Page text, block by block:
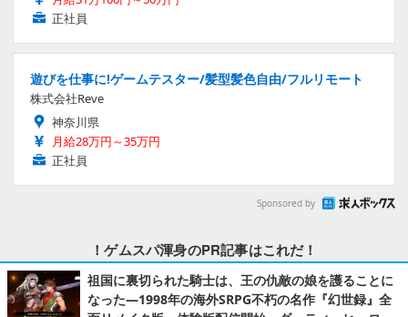
正社員
遊びを仕事に!ゲームテスター/髪型髪色自由/フルリモート
株式会社Reve
神奈川県
月給28万円～35万円
正社員
Sponsored by
！ゲムスパ渾身のPR記事はこれだ！
祖国に裏切られた騎士は、王の仇敵の娘を護ることに
なった―1998年の海外SRPG不朽の名作『幻世録』全